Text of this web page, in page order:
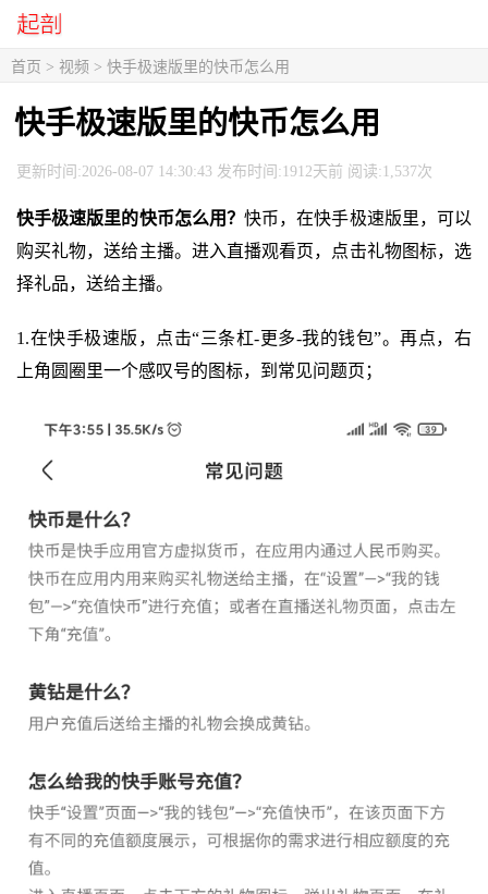
首页 > 视频 > 快手极速版里的快币怎么用
快手极速版里的快币怎么用
更新时间:2026-08-07 14:30:43 发布时间:1912天前 阅读:1,537次
快手极速版里的快币怎么用？快币，在快手极速版里，可以
购买礼物，送给主播。进入直播观看页，点击礼物图标，选
择礼品，送给主播。
1.在快手极速版，点击“三条杠-更多-我的钱包”。再点，右
上角圆圈里一个感叹号的图标，到常见问题页；